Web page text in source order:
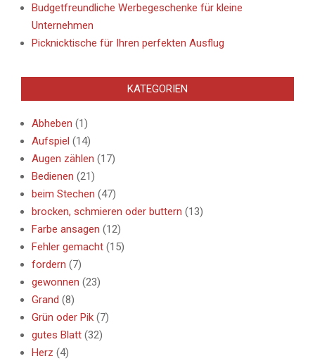
Budgetfreundliche Werbegeschenke für kleine
Unternehmen
Picknicktische für Ihren perfekten Ausflug
KATEGORIEN
Abheben (1)
Aufspiel (14)
Augen zählen (17)
Bedienen (21)
beim Stechen (47)
brocken, schmieren oder buttern (13)
Farbe ansagen (12)
Fehler gemacht (15)
fordern (7)
gewonnen (23)
Grand (8)
Grün oder Pik (7)
gutes Blatt (32)
Herz (4)